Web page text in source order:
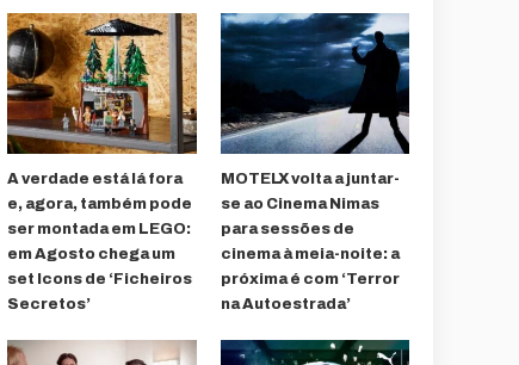
A verdade está lá fora
e, agora, também pode
ser montada em LEGO:
em Agosto chega um
set Icons de ‘Ficheiros
Secretos’
MOTELX volta a juntar-
se ao Cinema Nimas
para sessões de
cinema à meia-noite: a
próxima é com ‘Terror
na Autoestrada’